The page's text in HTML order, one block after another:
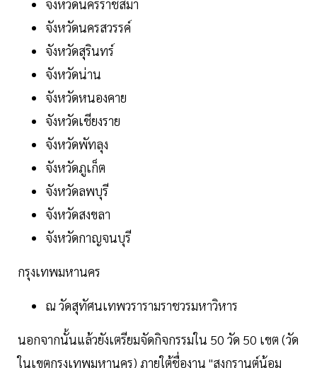
จังหวัดนครราชสีมา
จังหวัดนครสวรรค์
จังหวัดสุรินทร์
จังหวัดน่าน
จังหวัดหนองคาย
จังหวัดเชียงราย
จังหวัดพัทลุง
จังหวัดภูเก็ต
จังหวัดลพบุรี
จังหวัดสงขลา
จังหวัดกาญจนบุรี
กรุงเทพมหานคร
ณ วัดสุทัศนเทพวรารามราชวรมหาวิหาร
นอกจากนั้นแล้วยังเตรียมจัดกิจกรรมใน 50 วัด 50 เขต (วัด
ในเขตกรุงเทพมหานคร) ภายใต้ชื่องาน "สงกรานต์น้อม